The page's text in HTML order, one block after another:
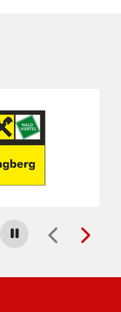
Carousel stoppen